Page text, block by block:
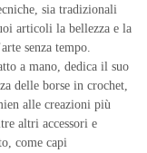
sia tradizionali
articoli la bellezza e la
senza tempo.
a mano, dedica il suo
delle borse in crochet,
alle creazioni più
altri accessori e
come capi